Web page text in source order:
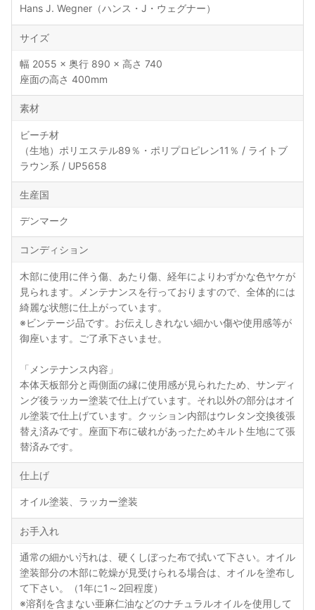
Hans J. Wegner（ハンス・J・ウェグナー）
サイズ
幅 2055 × 奥行 890 × 高さ 740
座面の高さ 400mm
素材
ビーチ材
（生地）ポリエステル89％・ポリプロピレン11％ / ライトブ
ラウン系 / UP5658
生産国
デンマーク
コンディション
木部に使用に伴う傷、あたり傷、経年によりわずかな色ヤケが
見られます。メンテナンスを行っておりますので、全体的には
綺麗な状態に仕上がっています。
※ビンテージ品です。お伝えしきれない細かい傷や使用感等が
御座います。ご了承下さいませ。
「メンテナンス内容」
本体天板部分と両側面の縁に使用感が見られたため、サンディ
ング後ラッカー塗装で仕上げています。それ以外の部分はオイ
ル塗装で仕上げています。クッション内部はウレタン交換後張
替え済みです。座面下布に破れがあったためキルト生地にて張
替済みです。
仕上げ
オイル塗装、ラッカー塗装
お手入れ
通常の細かい汚れは、硬くしぼった布で拭いて下さい。オイル
塗装部分の木部に乾燥が見受けられる場合は、オイルを塗布し
て下さい。（1年に1～2回程度）
※溶剤を含まない亜麻仁油などのナチュラルオイルを使用して